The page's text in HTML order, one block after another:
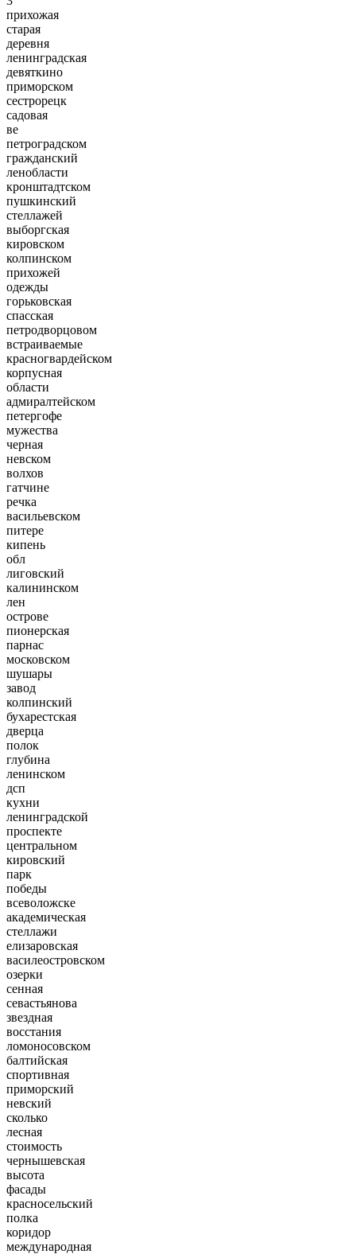
прихожая
старая
деревня
ленинградская
девяткино
приморском
сестрорецк
садовая
ве
петроградском
гражданский
ленобласти
кронштадтском
пушкинский
стеллажей
выборгская
кировском
колпинском
прихожей
одежды
горьковская
спасская
петродворцовом
встраиваемые
красногвардейском
корпусная
области
адмиралтейском
петергофе
мужества
черная
невском
волхов
гатчине
речка
васильевском
питере
кипень
обл
лиговский
калининском
лен
острове
пионерская
парнас
московском
шушары
завод
колпинский
бухарестская
дверца
полок
глубина
ленинском
дсп
кухни
ленинградской
проспекте
центральном
кировский
парк
победы
всеволожске
академическая
стеллажи
елизаровская
василеостровском
озерки
сенная
севастьянова
звездная
восстания
ломоносовском
балтийская
спортивная
приморский
невский
сколько
лесная
стоимость
чернышевская
высота
фасады
красносельский
полка
коридор
международная